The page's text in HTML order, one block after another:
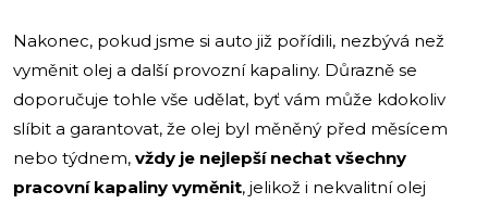
Nakonec, pokud jsme si auto již pořídili, nezbývá než
vyměnit olej a další provozní kapaliny. Důrazně se
doporučuje tohle vše udělat, byť vám může kdokoliv
slíbit a garantovat, že olej byl měněný před měsícem
nebo týdnem, vždy je nejlepší nechat všechny
pracovní kapaliny vyměnit, jelikož i nekvalitní olej